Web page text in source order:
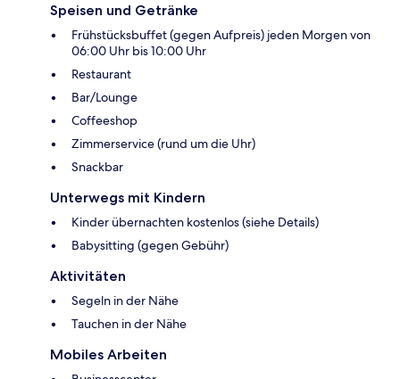
Speisen und Getränke
Frühstücksbuffet (gegen Aufpreis) jeden Morgen von
06:00 Uhr bis 10:00 Uhr
Restaurant
Bar/Lounge
Coffeeshop
Zimmerservice (rund um die Uhr)
Snackbar
Unterwegs mit Kindern
Kinder übernachten kostenlos (siehe Details)
Babysitting (gegen Gebühr)
Aktivitäten
Segeln in der Nähe
Tauchen in der Nähe
Mobiles Arbeiten